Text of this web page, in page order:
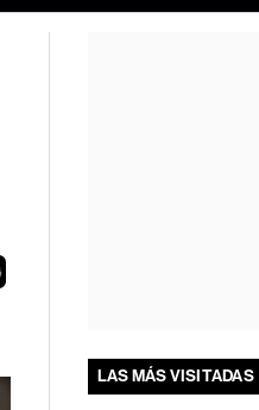
LAS MÁS VISITADAS